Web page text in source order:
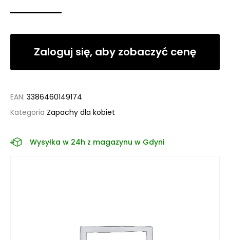
Zaloguj się, aby zobaczyć cenę
EAN: 3386460149174
Kategoria Zapachy dla kobiet
Wysyłka w 24h z magazynu w Gdyni